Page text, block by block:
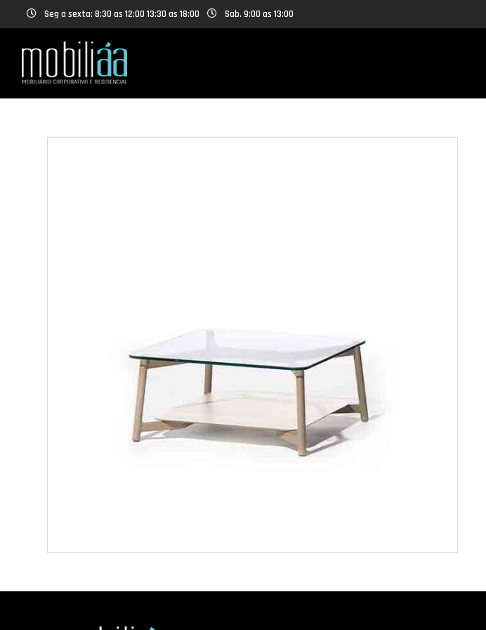
Seg a sexta: 8:30 as 12:00 13:30 as 18:00 Sab. 9:00 as 13:00